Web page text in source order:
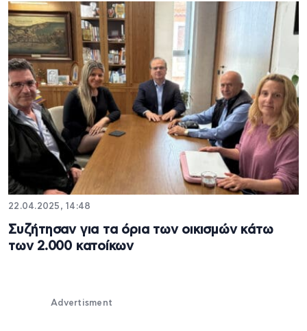
22.04.2025, 14:48
Συζήτησαν για τα όρια των οικισμών κάτω
των 2.000 κατοίκων
Advertisment